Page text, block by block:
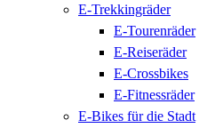
E-Trekkingräder
E-Tourenräder
E-Reiseräder
E-Crossbikes
E-Fitnessräder
E-Bikes für die Stadt